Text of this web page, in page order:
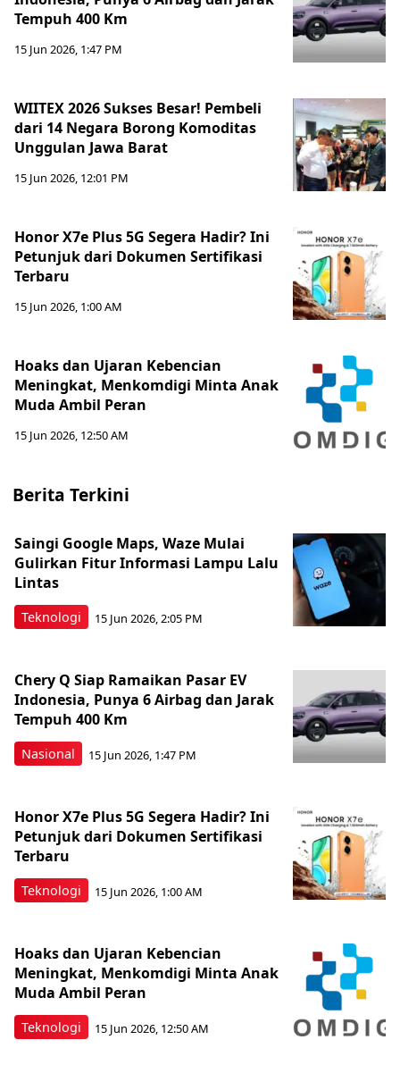
Tempuh 400 Km
15 Jun 2026, 1:47 PM
WIITEX 2026 Sukses Besar! Pembeli
dari 14 Negara Borong Komoditas
Unggulan Jawa Barat
15 Jun 2026, 12:01 PM
Honor X7e Plus 5G Segera Hadir? Ini
Petunjuk dari Dokumen Sertifikasi
Terbaru
15 Jun 2026, 1:00 AM
Hoaks dan Ujaran Kebencian
Meningkat, Menkomdigi Minta Anak
Muda Ambil Peran
15 Jun 2026, 12:50 AM
Berita Terkini
Teknologi
Saingi Google Maps, Waze Mulai
Gulirkan Fitur Informasi Lampu Lalu
Lintas
15 Jun 2026, 2:05 PM
Nasional
Chery Q Siap Ramaikan Pasar EV
Indonesia, Punya 6 Airbag dan Jarak
Tempuh 400 Km
15 Jun 2026, 1:47 PM
Teknologi
Honor X7e Plus 5G Segera Hadir? Ini
Petunjuk dari Dokumen Sertifikasi
Terbaru
15 Jun 2026, 1:00 AM
Teknologi
Hoaks dan Ujaran Kebencian
Meningkat, Menkomdigi Minta Anak
Muda Ambil Peran
15 Jun 2026, 12:50 AM